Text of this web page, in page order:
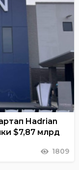
Hadrian
$7,87 млрд
1809